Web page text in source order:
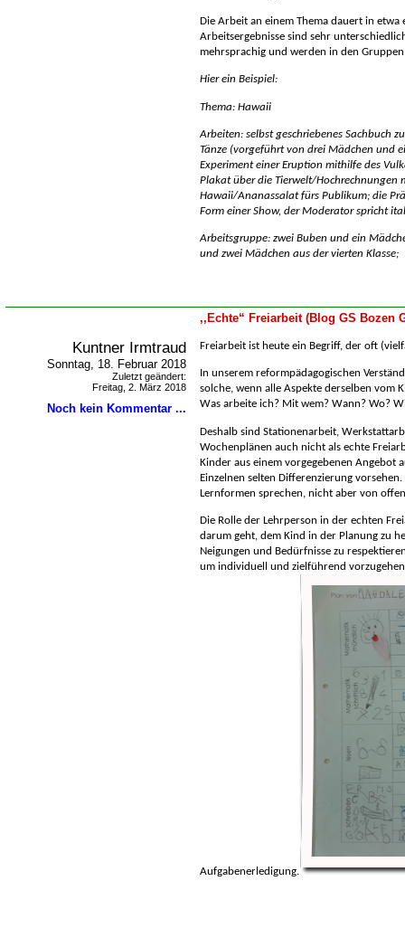
Die Arbeit an einem Thema dauert in etwa
Arbeitsergebnisse sind sehr
mehrsprachig und werden in den
Hier ein Beispiel:
Thema: Hawaii
Arbeiten: selbst geschriebenes Sachbuch
Tänze (vorgeführt von drei Mädchen und
Experiment einer Eruption mithilfe des
Plakat über die Tierwelt/Hochrechnungen
Hawaii/Ananassalat fürs Publikum; die
Form einer Show, der Moderator spricht
Arbeitsgruppe: zwei Buben und ein
und zwei Mädchen aus der vierten Klasse;
,,Echte“ Freiarbeit (Blog GS Bozen
Kuntner Irmtraud
Sonntag, 18. Februar 2018
Zuletzt geändert:
Freitag, 2. März 2018
Noch kein Kommentar ...
Freiarbeit ist heute ein Begriff, der oft
In unserem reformpädagogischen
solche, wenn alle Aspekte derselben vom
Was arbeite ich? Mit wem? Wann? Wo?
Deshalb sind Stationenarbeit,
Wochenplänen auch nicht als echte
Kinder aus einem vorgegebenen Angebot
Einzelnen selten Differenzierung
Lernformen sprechen, nicht aber von
Die Rolle der Lehrperson in der echten
darum geht, dem Kind in der Planung zu
Neigungen und Bedürfnisse zu
um individuell und zielführend
Aufgabenerledigung.